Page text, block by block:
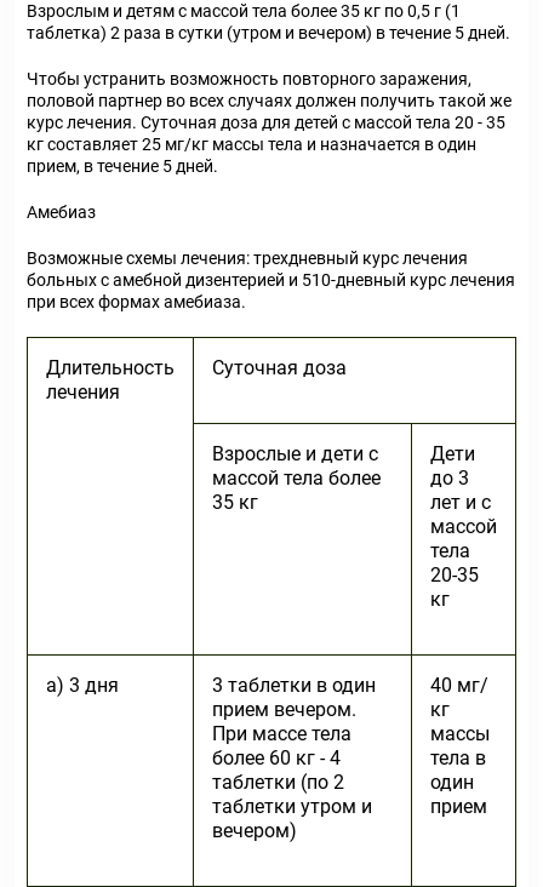
Взрослым и детям с массой тела более 35 кг по 0,5 г (1
таблетка) 2 раза в сутки (утром и вечером) в течение 5 дней.
Чтобы устранить возможность повторного заражения,
половой партнер во всех случаях должен получить такой же
курс лечения. Суточная доза для детей с массой тела 20 - 35
кг составляет 25 мг/кг массы тела и назначается в один
прием, в течение 5 дней.
Амебиаз
Возможные схемы лечения: трехдневный курс лечения
больных с амебной дизентерией и 5­10-дневный курс лечения
при всех формах амебиаза.
Длительность
лечения
Суточная доза
Взрослые и дети с
массой тела более
35 кг
Дети
до 3
лет и с
массой
тела
20-35
кг
а) 3 дня
3 таблетки в один
прием вечером.
При массе тела
более 60 кг - 4
таблетки (по 2
таблетки утром и
вечером)
40 мг/
кг
массы
тела в
один
прием